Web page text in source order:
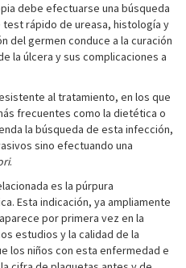
debe efectuarse una búsqueda
rápido de ureasa, histología y
del germen conduce a la curación
la úlcera y sus complicaciones a
al tratamiento, en los que
frecuentes como la dietética o
la búsqueda de esta infección,
sino efectuando una
.
es la púrpura
Esta indicación, ya ampliamente
por primera vez en la
estudios y la calidad de la
los niños con esta enfermedad e